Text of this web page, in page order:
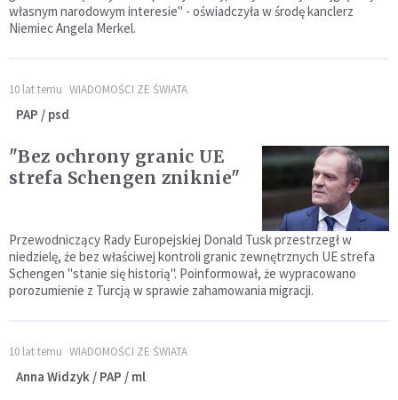
własnym narodowym interesie" - oświadczyła w środę kanclerz
Niemiec Angela Merkel.
10 lat temu WIADOMOŚCI ZE ŚWIATA
PAP / psd
"Bez ochrony granic UE
strefa Schengen zniknie"
Przewodniczący Rady Europejskiej Donald Tusk przestrzegł w
niedzielę, że bez właściwej kontroli granic zewnętrznych UE strefa
Schengen "stanie się historią". Poinformował, że wypracowano
porozumienie z Turcją w sprawie zahamowania migracji.
10 lat temu WIADOMOŚCI ZE ŚWIATA
Anna Widzyk / PAP / ml